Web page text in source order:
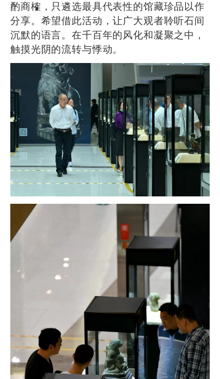
酌商榷，只遴选最具代表性的馆藏珍品以作
分享。希望借此活动，让广大观者聆听石间
沉默的语言。在千百年的风化和凝聚之中，
触摸光阴的流转与悸动。